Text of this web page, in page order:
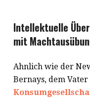
Intellektuelle
mit
Ahnlich wie der
Bernays, dem